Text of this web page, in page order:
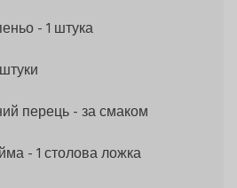
- 1 штука
перець- за смаком
- 1 столова ложка